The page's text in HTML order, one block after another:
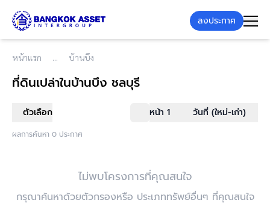
ลงประกาศ
หน้าแรก บ้านบึง
ที่ดินเปล่าในบ้านบึง ชลบุรี
ตัวเลือก หน้า 1 วันที่ (ใหม่-เก่า)
ผลการค้นหา 0 ประกาศ
ไม่พบโครงการที่คุณสนใจ
กรุณาค้นหาด้วยตัวกรองหรือ ประเภททรัพย์อื่นๆ ที่คุณสนใจ